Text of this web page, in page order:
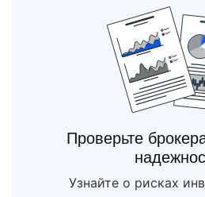
Проверьте
Узнайте о рисках